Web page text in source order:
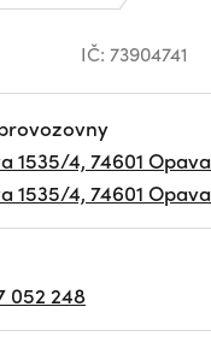
IČ: 73904741
1535/4, 74601 Opava
1535/4, 74601 Opava
052 248